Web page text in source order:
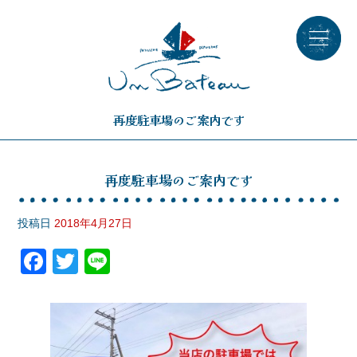
再度駐車場のご案内です
再度駐車場のご案内です
投稿日 2018年4月27日
F
c
e
T
tt
er
e